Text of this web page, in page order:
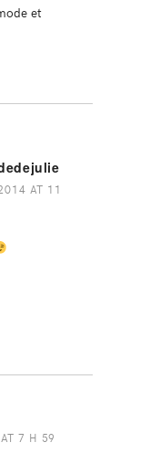
et
AT 11
7 H 59